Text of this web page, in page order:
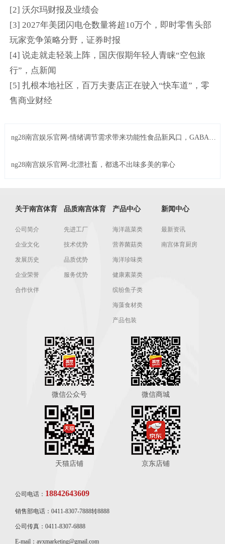
[2] 沃尔玛财报及业绩会
[3] 2027年美团闪电仓数量将超10万个，即时零售头部
玩家竞争策略分野，证券时报
[4] 说走就走轻装上阵，国庆假期年轻人青睐“空包旅
行”，点新闻
[5] 扎根本地社区，百万夫妻店正在驶入“快车道”，零
售商业财经
ng28南宫娱乐官网-情绪调节需求带来功能性食品新风口，GABA成
ng28南宫娱乐官网-北漂社畜，都逃不出味多美的掌心
关于南宫体育
公司简介
企业文化
发展历史
企业荣誉
合作伙伴
品质南宫体育
先进工厂
技术优势
品质优势
服务优势
产品中心
海洋蔬菜类
营养菌菇类
海洋珍味类
健康素菜类
缤纷鱼子类
海藻食材类
产品包装
新闻中心
最新资讯
南宫体育厨房
微信公众号 微信商城
天猫店铺 京东店铺
公司电话： 18842643609
销售部电话：0411-8307-7888转8888
公司传真：0411-8307-6888
E-mail：ayxmarketing@gmail.com